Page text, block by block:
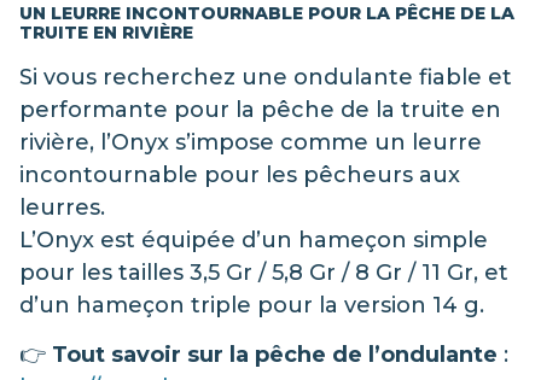
UN LEURRE INCONTOURNABLE POUR LA PÊCHE DE LA
TRUITE EN RIVIÈRE
Si vous recherchez une ondulante fiable et
performante pour la pêche de la truite en
rivière, l’Onyx s’impose comme un leurre
incontournable pour les pêcheurs aux
leurres.
L’Onyx est équipée d’un hameçon simple
pour les tailles 3,5 Gr / 5,8 Gr / 8 Gr / 11 Gr, et
d’un hameçon triple pour la version 14 g.
👉 Tout savoir sur la pêche de l’ondulante :